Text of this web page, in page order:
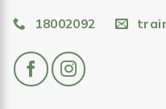
18002092